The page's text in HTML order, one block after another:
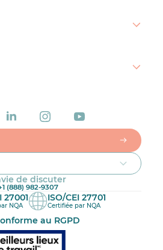
de discuter
(888) 982-9307
27001
NQA
ISO/CEI 27701
Certifiée par NQA
au RGPD